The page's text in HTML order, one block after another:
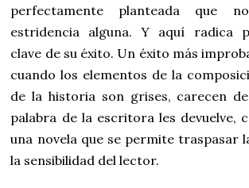
perfectamente planteada que
estridencia alguna. Y aquí radica
clave de su éxito. Un éxito más
cuando los elementos de la
de la historia son grises, carecen
palabra de la escritora les devuelve,
una novela que se permite traspasar
la sensibilidad del lector.